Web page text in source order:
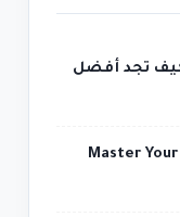
كيف تجد أفضل
Master